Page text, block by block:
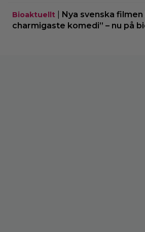
Bioaktuellt
Nya svenska
charmigaste komedi” – nu på